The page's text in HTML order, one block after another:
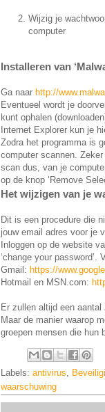
Wijzig je
computer
Installeren van
Ga naar http://
Eventueel wordt je
kunt ophalen
Internet Explorer kun je
Zodra het programma is
computer scannen.
scan dus, van je
op de knop ‘Remove
Het wijzigen van je
Dit is een procedure die
jouw email adres voor je
Inloggen op de website
‘change your password’.
Gmail: https://
Hotmail en MSN.com:
Er zullen altijd een aantal
Maar de manier waarop
groepen mensen die hun
Labels: antivirus
waarschuwing